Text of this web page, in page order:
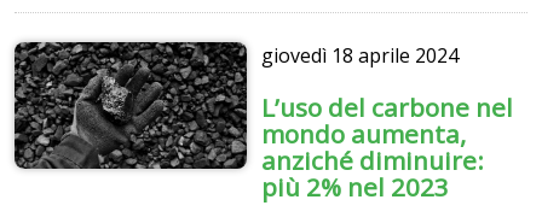
giovedì 18 aprile 2024
L’uso del carbone nel
mondo aumenta,
anziché diminuire:
più 2% nel 2023